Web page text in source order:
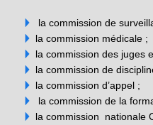
la commission de
la commission médicale ;
la commission des juges
la commission de
la commission d’appel ;
la commission de la
la commission nationale